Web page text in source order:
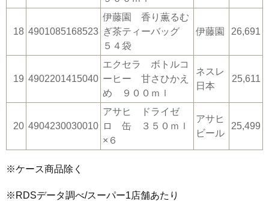
18 4901085168523
伊藤園 香り薫るむ
ぎ茶ティーバッグ
５４袋
伊藤園 26,691
19 4902201415040
エクセラ ボトルコ
ーヒー 甘さひかえ
め ９００ｍｌ
ネスレ
日本
25,611
20 4904230030010
アサヒ ドライゼ
ロ 缶 ３５０ｍｌ
×６
アサヒ
ビール
25,499
※ケース商品除く
※RDSデータ調べ/スーパー1店舗あたり